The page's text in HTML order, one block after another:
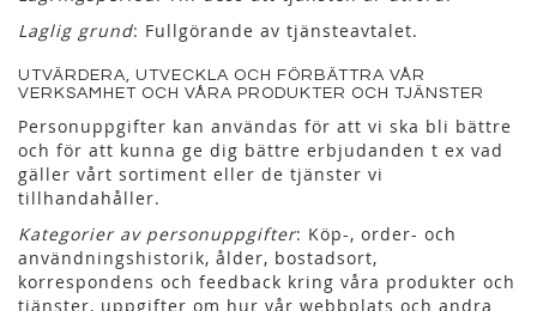
Laglig grund: Fullgörande av tjänsteavtalet.
UTVÄRDERA, UTVECKLA OCH FÖRBÄTTRA VÅR
VERKSAMHET OCH VÅRA PRODUKTER OCH TJÄNSTER
Personuppgifter kan användas för att vi ska bli bättre
och för att kunna ge dig bättre erbjudanden t ex vad
gäller vårt sortiment eller de tjänster vi
tillhandahåller.
Kategorier av personuppgifter: Köp-, order- och
användningshistorik, ålder, bostadsort,
korrespondens och feedback kring våra produkter och
tjänster, uppgifter om hur vår webbplats och andra